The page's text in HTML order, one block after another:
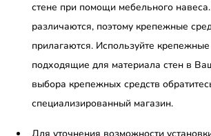
стене при помощи мебельного
различаются, поэтому крепежные
прилагаются. Используйте крепежные
подходящие для материала стен в
выбора крепежных средств
специализированный магазин.